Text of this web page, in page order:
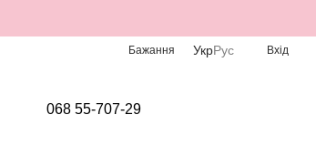
Бажання УкрРус Вхід
068 55-707-29